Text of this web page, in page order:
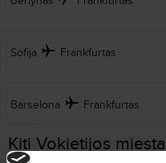
Sofija Frankfurtas
Barselona Frankfurtas
Kiti Vokietijos